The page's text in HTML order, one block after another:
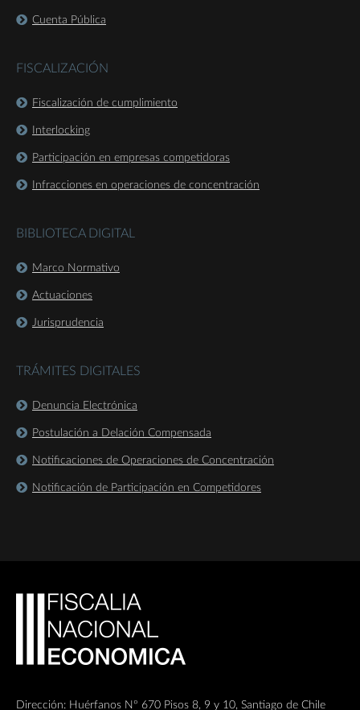
Cuenta Pública
FISCALIZACIÓN
Fiscalización de cumplimiento
Interlocking
Participación en empresas competidoras
Infracciones en operaciones de concentración
BIBLIOTECA DIGITAL
Marco Normativo
Actuaciones
Jurisprudencia
TRÁMITES DIGITALES
Denuncia Electrónica
Postulación a Delación Compensada
Notificaciones de Operaciones de Concentración
Notificación de Participación en Competidores
Dirección: Huérfanos Nº 670 Pisos 8, 9 y 10, Santiago de Chile